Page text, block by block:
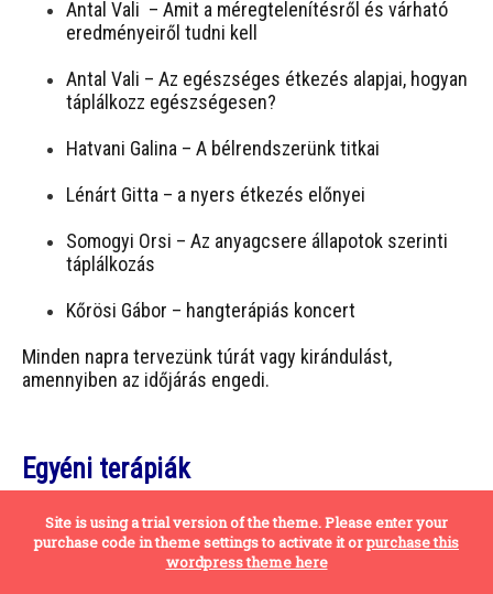
Antal Vali – Amit a méregtelenítésről és várható
eredményeiről tudni kell
Antal Vali – Az egészséges étkezés alapjai, hogyan
táplálkozz egészségesen?
Hatvani Galina – A bélrendszerünk titkai
Lénárt Gitta – a nyers étkezés előnyei
Somogyi Orsi – Az anyagcsere állapotok szerinti
táplálkozás
Kőrösi Gábor – hangterápiás koncert
Minden napra tervezünk túrát vagy kirándulást,
amennyiben az időjárás engedi.
Egyéni terápiák
Terápiás lélekgyógyító hangfürdőKőrösi Gáborzenész-
Site is using a trial version of the theme. Please enter your
purchase code in theme settings to activate it orpurchase this
wordpress theme here